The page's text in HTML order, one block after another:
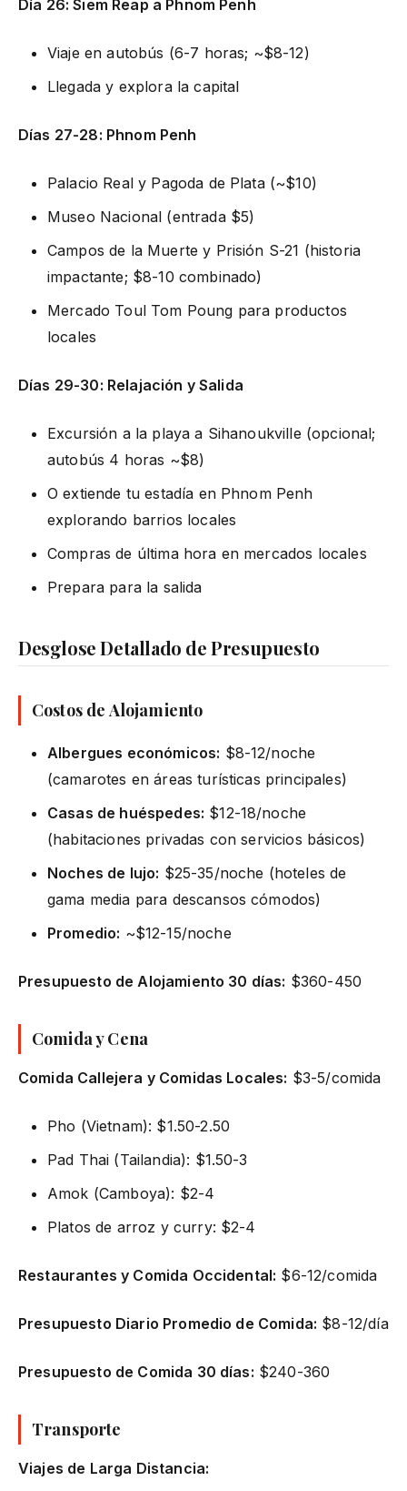
Día 26: Siem Reap a Phnom Penh
Viaje en autobús (6-7 horas; ~$8-12)
Llegada y explora la capital
Días 27-28: Phnom Penh
Palacio Real y Pagoda de Plata (~$10)
Museo Nacional (entrada $5)
Campos de la Muerte y Prisión S-21 (historia
impactante; $8-10 combinado)
Mercado Toul Tom Poung para productos
locales
Días 29-30: Relajación y Salida
Excursión a la playa a Sihanoukville (opcional;
autobús 4 horas ~$8)
O extiende tu estadía en Phnom Penh
explorando barrios locales
Compras de última hora en mercados locales
Prepara para la salida
Desglose Detallado de Presupuesto
Costos de Alojamiento
Albergues económicos: $8-12/noche
(camarotes en áreas turísticas principales)
Casas de huéspedes: $12-18/noche
(habitaciones privadas con servicios básicos)
Noches de lujo: $25-35/noche (hoteles de
gama media para descansos cómodos)
Promedio: ~$12-15/noche
Presupuesto de Alojamiento 30 días: $360-450
Comida y Cena
Comida Callejera y Comidas Locales: $3-5/comida
Pho (Vietnam): $1.50-2.50
Pad Thai (Tailandia): $1.50-3
Amok (Camboya): $2-4
Platos de arroz y curry: $2-4
Restaurantes y Comida Occidental: $6-12/comida
Presupuesto Diario Promedio de Comida: $8-12/día
Presupuesto de Comida 30 días: $240-360
Transporte
Viajes de Larga Distancia: